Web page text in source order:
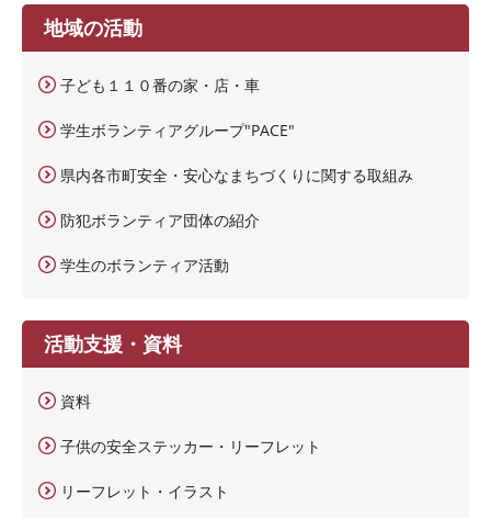
地域の活動
子ども１１０番の家・店・車
学生ボランティアグループ"PACE"
県内各市町安全・安心なまちづくりに関する取組み
防犯ボランティア団体の紹介
学生のボランティア活動
活動支援・資料
資料
子供の安全ステッカー・リーフレット
リーフレット・イラスト